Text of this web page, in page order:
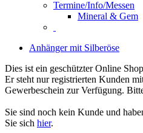
Termine/Info/Messen
Mineral & Gem
Anhänger mit Silberöse
Dies ist ein geschützter Online
Er steht nur registrierten Kunden
Gewerbeschein zur Verfügung.
Sie sind noch kein Kunde und
Sie sich hier.